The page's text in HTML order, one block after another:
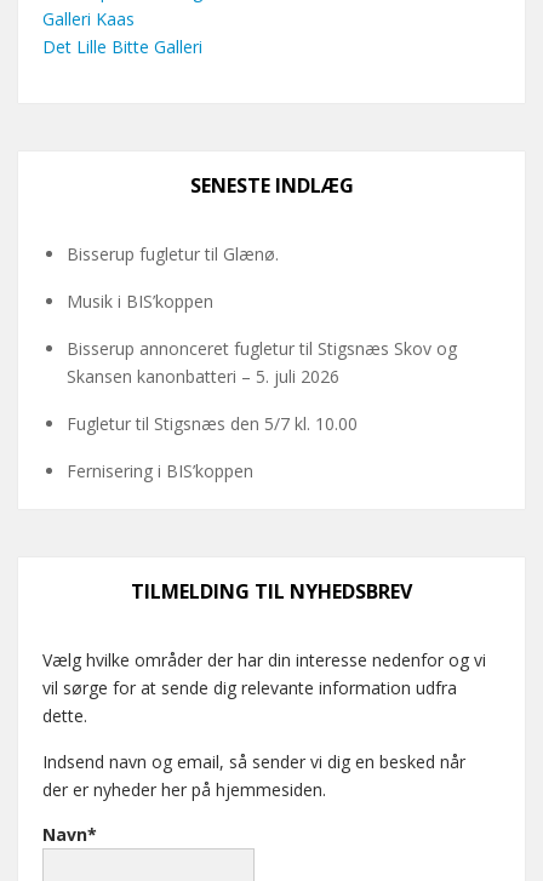
Galleri Kaas
Det Lille Bitte Galleri
SENESTE INDLÆG
Bisserup fugletur til Glænø.
Musik i BIS’koppen
Bisserup annonceret fugletur til Stigsnæs Skov og
Skansen kanonbatteri – 5. juli 2026
Fugletur til Stigsnæs den 5/7 kl. 10.00
Fernisering i BIS’koppen
TILMELDING TIL NYHEDSBREV
Vælg hvilke områder der har din interesse nedenfor og vi
vil sørge for at sende dig relevante information udfra
dette.
Indsend navn og email, så sender vi dig en besked når
der er nyheder her på hjemmesiden.
Navn*